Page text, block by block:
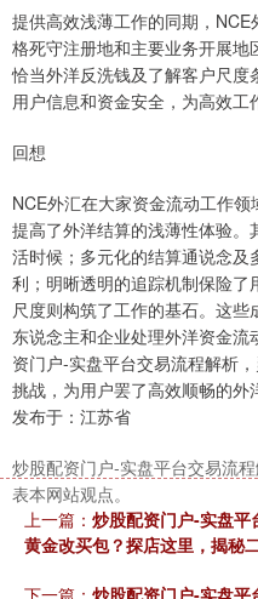
提供高效浅薄工作的同期，
格死守注册地和主要业务开展
恰当外洋反洗钱及了解客户尺
用户信息和资金安全，为高效工
回想
NCE外汇在大家资金流动工作
提高了外洋结算的浅薄性体验
活时候；多元化的结算通说念
利；明晰透明的追踪机制保险
尺度则构筑了工作的基石。这
东说念主和企业处理外洋资金
资门户-实盘平台交易流程解析
挑战，为用户罢了高效顺畅的外
发布于：江苏省
炒股配资门户-实盘平台交易流
表本网站观点。
上一篇： 炒股配资门户-实盘
黄金改买包？探店这里，揭秘